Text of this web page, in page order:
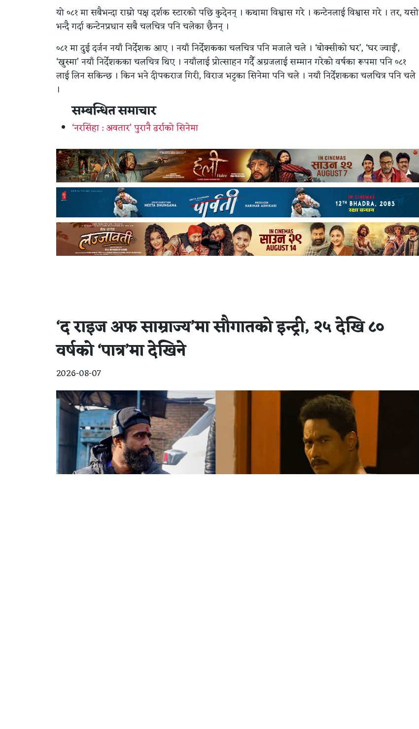
यो ०८१ मा सबैभन्दा राम्रो पक्ष दर्शक स्टारको पछि कुदेनन् । कथामा विश्वास गरे । कन्टेनलाई विश्वास गरे । तर, यसो
भन्दै गर्दा कन्टेनप्रधान सबै चलचित्र पनि चलेका छैनन् ।
०८१ मा दुई दर्जन नयाँ निर्देशक आए । नयाँ निर्देशकका चलचित्र पनि मजाले चले । ‘बोक्सीको घर’, ‘घर ज्वाईं’,
‘खुस्मा’ नयाँ निर्देशकका चलचित्र थिए । नयाँलाई प्रोत्साहन गर्दै अग्रजलाई सम्मान गरेको वर्षका रूपमा पनि ०८१
लाई लिन सकिन्छ । किन भने दीपकराज गिरी, विराज भट्टका सिनेमा पनि चले । नयाँ निर्देशकका चलचित्र पनि चले
।
सम्बन्धित समाचार
‘नरसिंहा : अवतार’ पुरानै ढर्राको सिनेमा
‘द राइज अफ साम्राज्य’मा सौगातको इन्ट्री, २५ देखि ८०
वर्षको ‘पात्र’मा देखिने
2026-08-07